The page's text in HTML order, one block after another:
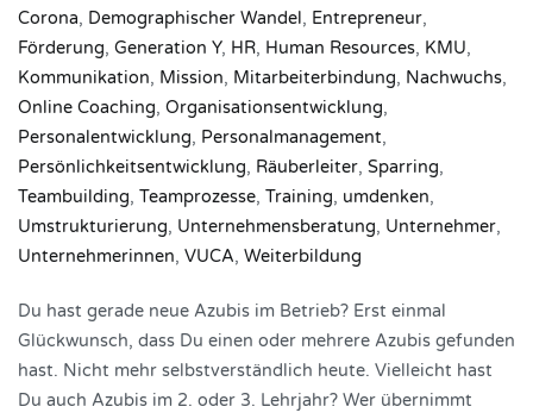
Corona, Demographischer Wandel, Entrepreneur,
Förderung, Generation Y, HR, Human Resources, KMU,
Kommunikation, Mission, Mitarbeiterbindung, Nachwuchs,
Online Coaching, Organisationsentwicklung,
Personalentwicklung, Personalmanagement,
Persönlichkeitsentwicklung, Räuberleiter, Sparring,
Teambuilding, Teamprozesse, Training, umdenken,
Umstrukturierung, Unternehmensberatung, Unternehmer,
Unternehmerinnen, VUCA, Weiterbildung
Du hast gerade neue Azubis im Betrieb? Erst einmal
Glückwunsch, dass Du einen oder mehrere Azubis gefunden
hast. Nicht mehr selbstverständlich heute. Vielleicht hast
Du auch Azubis im 2. oder 3. Lehrjahr? Wer übernimmt